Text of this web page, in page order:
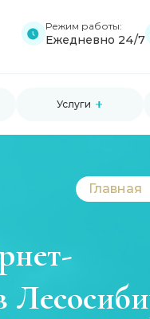
Режим работы:
Ежедневно 24/7
Услуги
Главная